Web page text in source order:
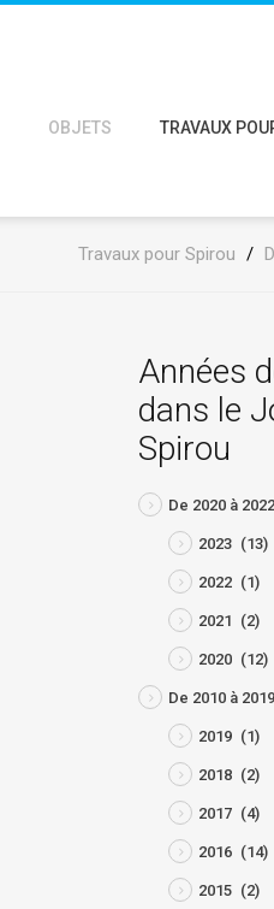
OBJETS TRAVAUX
Travaux pour Spirou /
Années
dans le
Spirou
De 2020 à 2022
2023 (13)
2022 (1)
2021 (2)
2020 (12)
De 2010 à 2019
2019 (1)
2018 (2)
2017 (4)
2016 (14)
2015 (2)